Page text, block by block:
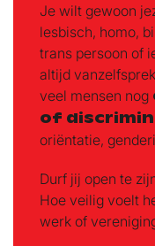
Je wilt gewoon
lesbisch, homo,
trans persoon of
altijd
veel mensen nog
of
oriëntatie,
Durf jij open te
Hoe veilig voelt
werk of